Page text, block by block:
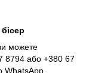
можете
8794 або +380 67
WhatsApp,